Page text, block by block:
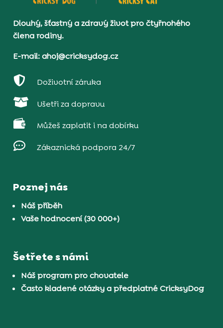
Dlouhý, šťastný a zdravý život pro čtyřnohého
člena rodiny.
E-mail: ahoj@cricksydog.cz
 Doživotní záruka
 Ušetři za dopravu
 Můžeš zaplatit i na dobírku
 Zákaznická podpora 24/7
Poznej nás
Náš příběh
Vaše hodnocení (30 000+)
Šetřete s námi
Náš program pro chovatele
Často kladené otázky a předplatné CricksyDog